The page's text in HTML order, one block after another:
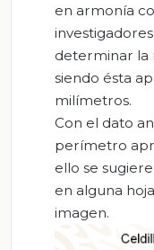
en armonía
determinar la
siendo ésta
milímetros.
Con el dato
perímetro
ello se
en alguna
imagen.